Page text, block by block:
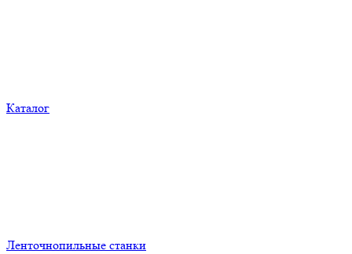
Каталог
Ленточнопильные станки